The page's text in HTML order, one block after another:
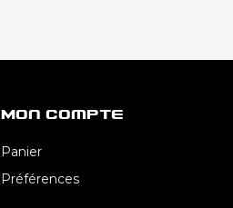
Mon Compte
Panier
Préférences